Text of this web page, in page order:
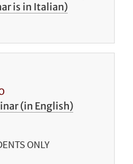
is in Italian)
(in English)
ONLY